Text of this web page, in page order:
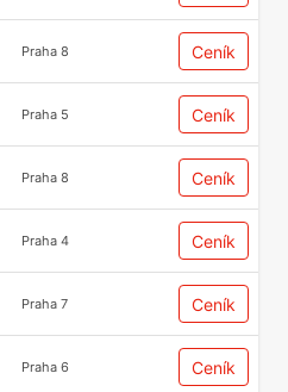
Praha 8 Ceník
Praha 5 Ceník
Praha 8 Ceník
Praha 4 Ceník
Praha 7 Ceník
Praha 6 Ceník